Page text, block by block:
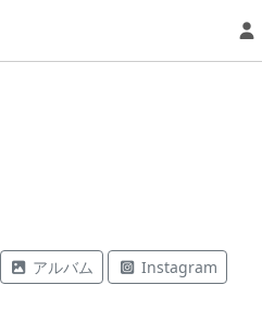
アルバム Instagram